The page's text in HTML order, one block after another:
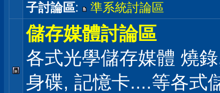
子討論區: 準系統討論區
儲存媒體討論區
各式光學儲存媒體 燒
身碟, 記憶卡....等各式